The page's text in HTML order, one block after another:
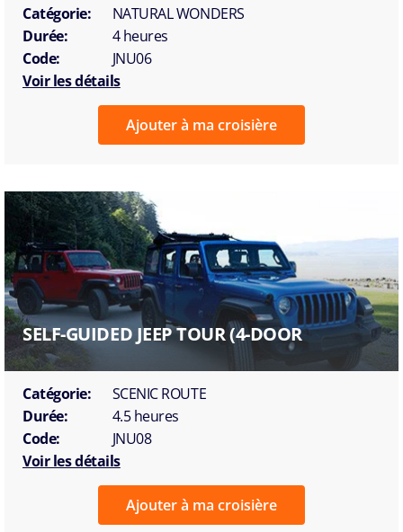
Catégorie:
NATURAL WONDERS
Durée:
4 heures
Code:
JNU06
Voir les détails
Ajouter à ma croisière
SELF-GUIDED JEEP TOUR (4-DOOR
Catégorie:
SCENIC ROUTE
Durée:
4.5 heures
Code:
JNU08
Voir les détails
Ajouter à ma croisière